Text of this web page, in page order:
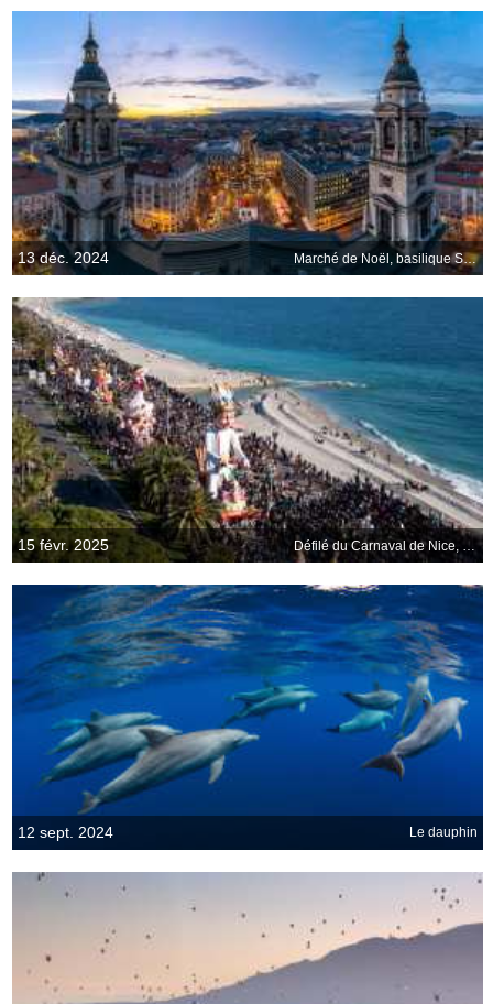
13 déc. 2024 Marché de Noël, basilique Saint-Étienne, Budapest, Hongrie
15 févr. 2025 Défilé du Carnaval de Nice, Promenade des Anglais
12 sept. 2024 Le dauphin